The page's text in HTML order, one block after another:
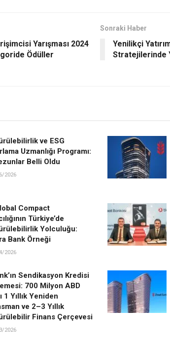
Yarışması 2024
Ödüller
Sonraki Haber
Yenilikçi
Stratejilerinde
ve ESG
Uzmanlığı Programı:
Belli Oldu
2026
Compact
Türkiye’de
Yolculuğu:
Bank Örneği
2026
Sendikasyon Kredisi
700 Milyon ABD
1 Yıllık Yeniden
ve 2–3 Yıllık
Finans Çerçevesi
2026